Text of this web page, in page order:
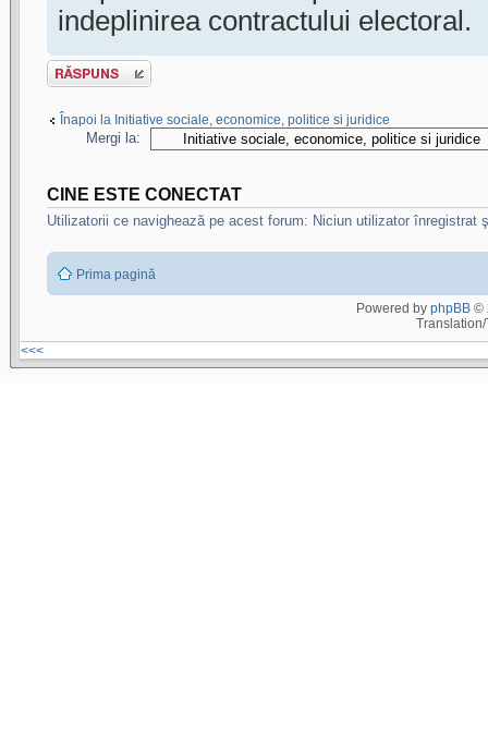
indeplinirea contractului electoral.
Scrie un răspuns
Înapoi la Initiative sociale, economice, politice si juridice
Mergi la:
CINE ESTE CONECTAT
Utilizatorii ce navighează pe acest forum: Niciun utilizator înregistrat
Prima pagină
Powered by phpBB©
<<<